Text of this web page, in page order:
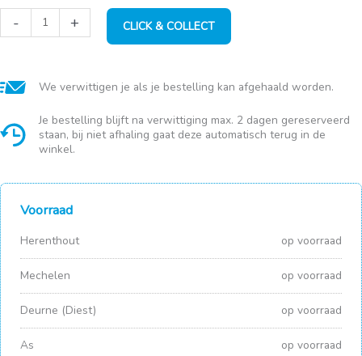
-
Paraplu
kind
aantal
+ CLICK & COLLECT
We verwittigen je als je bestelling kan afgehaald worden.
Je bestelling blijft na verwittiging max. 2 dagen gereserveerd
staan, bij niet afhaling gaat deze automatisch terug in de
winkel.
Voorraad
Herenthout op voorraad
Mechelen op voorraad
Deurne (Diest) op voorraad
As op voorraad